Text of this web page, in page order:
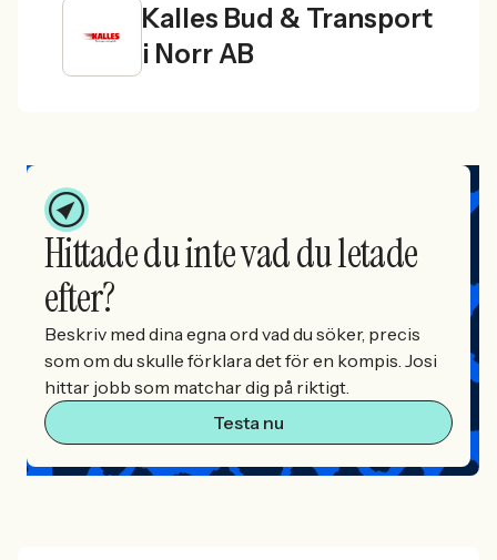
Kalles Bud & Transport
i Norr AB
Hittade du inte vad du letade
efter?
Beskriv med dina egna ord vad du söker, precis
som om du skulle förklara det för en kompis. Josi
hittar jobb som matchar dig på riktigt.
Testa nu